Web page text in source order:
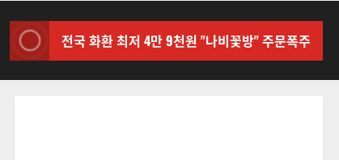
전국 화환 최저 4만 9천원 "나비꽃방" 주문폭주